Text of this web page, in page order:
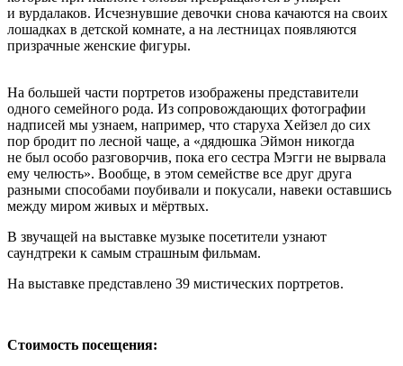
и вурдалаков. Исчезнувшие девочки снова качаются на своих
лошадках в детской комнате, а на лестницах появляются
призрачные женские фигуры.
На большей части портретов изображены представители
одного семейного рода. Из сопровождающих фотографии
надписей мы узнаем, например, что старуха Хейзел до сих
пор бродит по лесной чаще, а «дядюшка Эймон никогда
не был особо разговорчив, пока его сестра Мэгги не вырвала
ему челюсть». Вообще, в этом семействе все друг друга
разными способами поубивали и покусали, навеки оставшись
между миром живых и мёртвых.
В звучащей на выставке музыке посетители узнают
саундтреки к самым страшным фильмам.
На выставке представлено 39 мистических портретов.
Стоимость посещения: